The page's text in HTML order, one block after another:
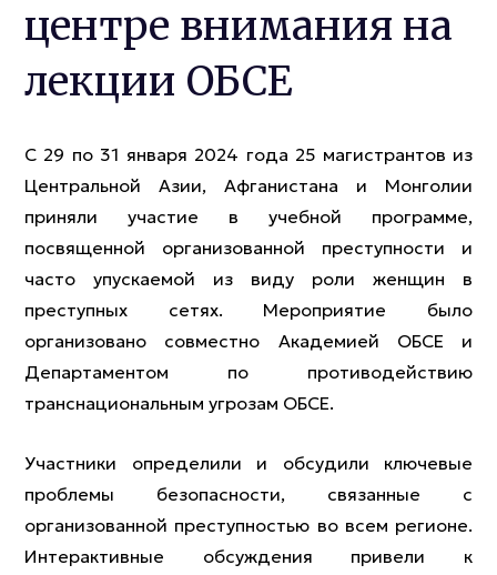
центре внимания на
лекции ОБСЕ
С 29 по 31 января 2024 года 25 магистрантов из
Центральной Азии, Афганистана и Монголии
приняли участие в учебной программе,
посвященной организованной преступности и
часто упускаемой из виду роли женщин в
преступных сетях. Мероприятие было
организовано совместно Академией ОБСЕ и
Департаментом по противодействию
транснациональным угрозам ОБСЕ.
Участники определили и обсудили ключевые
проблемы безопасности, связанные с
организованной преступностью во всем регионе.
Интерактивные обсуждения привели к